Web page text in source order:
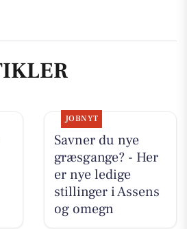
JOBNYT
Savner du nye
græsgange? - Her
er nye ledige
stillinger i Assens
og omegn